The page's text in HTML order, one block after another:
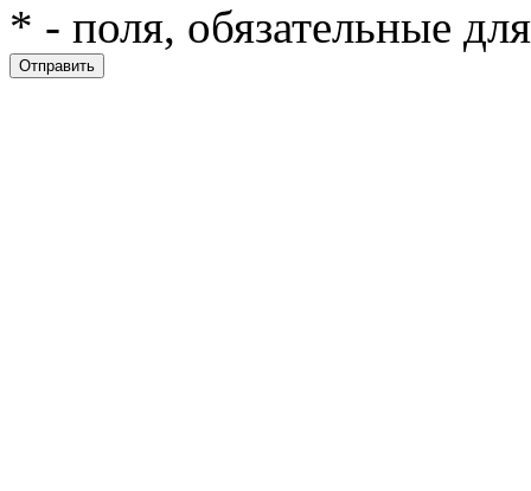
* - поля, обязательные